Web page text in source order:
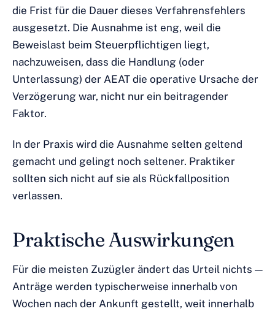
die Frist für die Dauer dieses Verfahrensfehlers
ausgesetzt. Die Ausnahme ist eng, weil die
Beweislast beim Steuerpflichtigen liegt,
nachzuweisen, dass die Handlung (oder
Unterlassung) der AEAT die operative Ursache der
Verzögerung war, nicht nur ein beitragender
Faktor.
In der Praxis wird die Ausnahme selten geltend
gemacht und gelingt noch seltener. Praktiker
sollten sich nicht auf sie als Rückfallposition
verlassen.
Praktische Auswirkungen
Für die meisten Zuzügler ändert das Urteil nichts —
Anträge werden typischerweise innerhalb von
Wochen nach der Ankunft gestellt, weit innerhalb